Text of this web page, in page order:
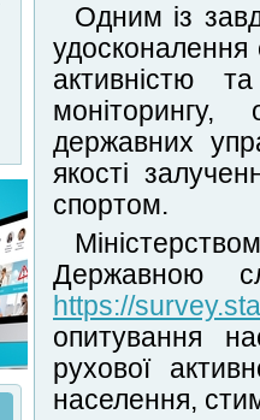
Одним із
активністю
моніторингу,
державних
якості
спортом.
Державною
https://
опитування
рухової
населення,